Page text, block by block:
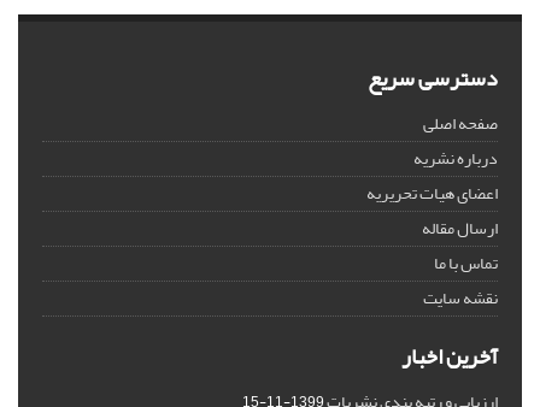
دسترسی سریع
صفحه اصلی
درباره نشریه
اعضای هیات تحریریه
ارسال مقاله
تماس با ما
نقشه سایت
آخرین اخبار